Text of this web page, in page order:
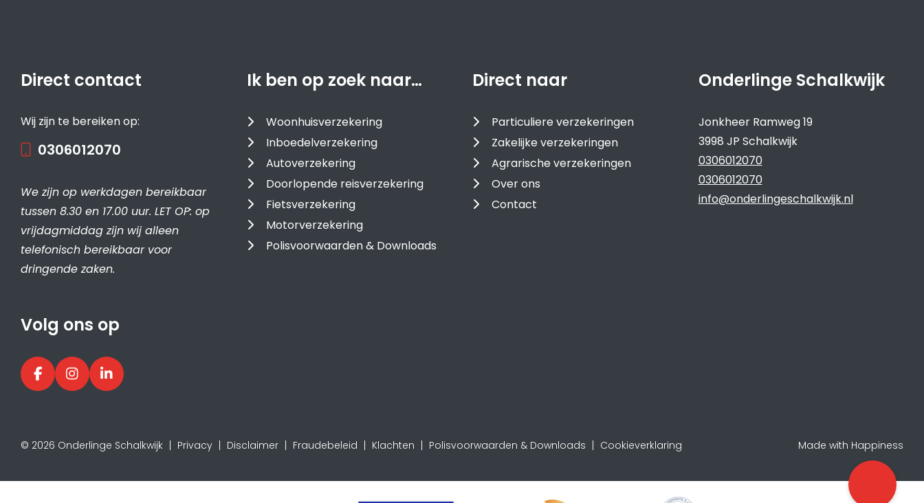
Direct contact
Wij zijn te bereiken op:
0306012070
We zijn op werkdagen bereikbaar
tussen 8.30 en 17.00 uur. LET OP: op
vrijdagmiddag zijn wij alleen
telefonisch bereikbaar voor
dringende zaken.
Volg ons op
Ik ben op zoek naar…
Woonhuisverzekering
Inboedelverzekering
Autoverzekering
Doorlopende reisverzekering
Fietsverzekering
Motorverzekering
Polisvoorwaarden & Downloads
Direct naar
Particuliere verzekeringen
Zakelijke verzekeringen
Agrarische verzekeringen
Over ons
Contact
Onderlinge Schalkwijk
Jonkheer Ramweg 19
3998 JP Schalkwijk
0306012070
0306012070
info@onderlingeschalkwijk.nl
© 2026 Onderlinge Schalkwijk Privacy Disclaimer Fraudebeleid Klachten Polisvoorwaarden & Downloads Cookieverklaring Made with Happiness